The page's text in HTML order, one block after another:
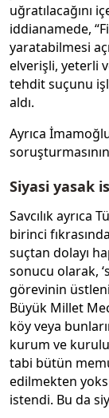
uğratılacağını
iddianamede,
yaratabilmesi
elverişli, yeterli
tehdit suçunu
aldı.
Ayrıca
Siyasi yasak
Savcılık ayrıca
birinci
suçtan dolayı
sonucu olarak,
görevinin
Büyük Millet
köy veya
kurum ve
tabi bütün
edilmekten
istendi. Bu da